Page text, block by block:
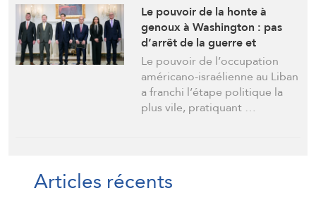
Le pouvoir de la honte à
genoux à Washington : pas
d’arrêt de la guerre et
complicité dans le sang des
Libanais
Le pouvoir de l’occupation
américano-israélienne au Liban
a franchi l’étape politique la
plus vile, pratiquant …
Articles récents